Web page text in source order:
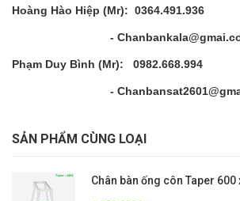
Hoàng Hào Hiệp (Mr): 0364.491.936
-
Phạm Duy Bình (Mr): 0982.668.994
-
SẢN PHẨM CÙNG LOẠI
Chân bàn ống côn Taper 600